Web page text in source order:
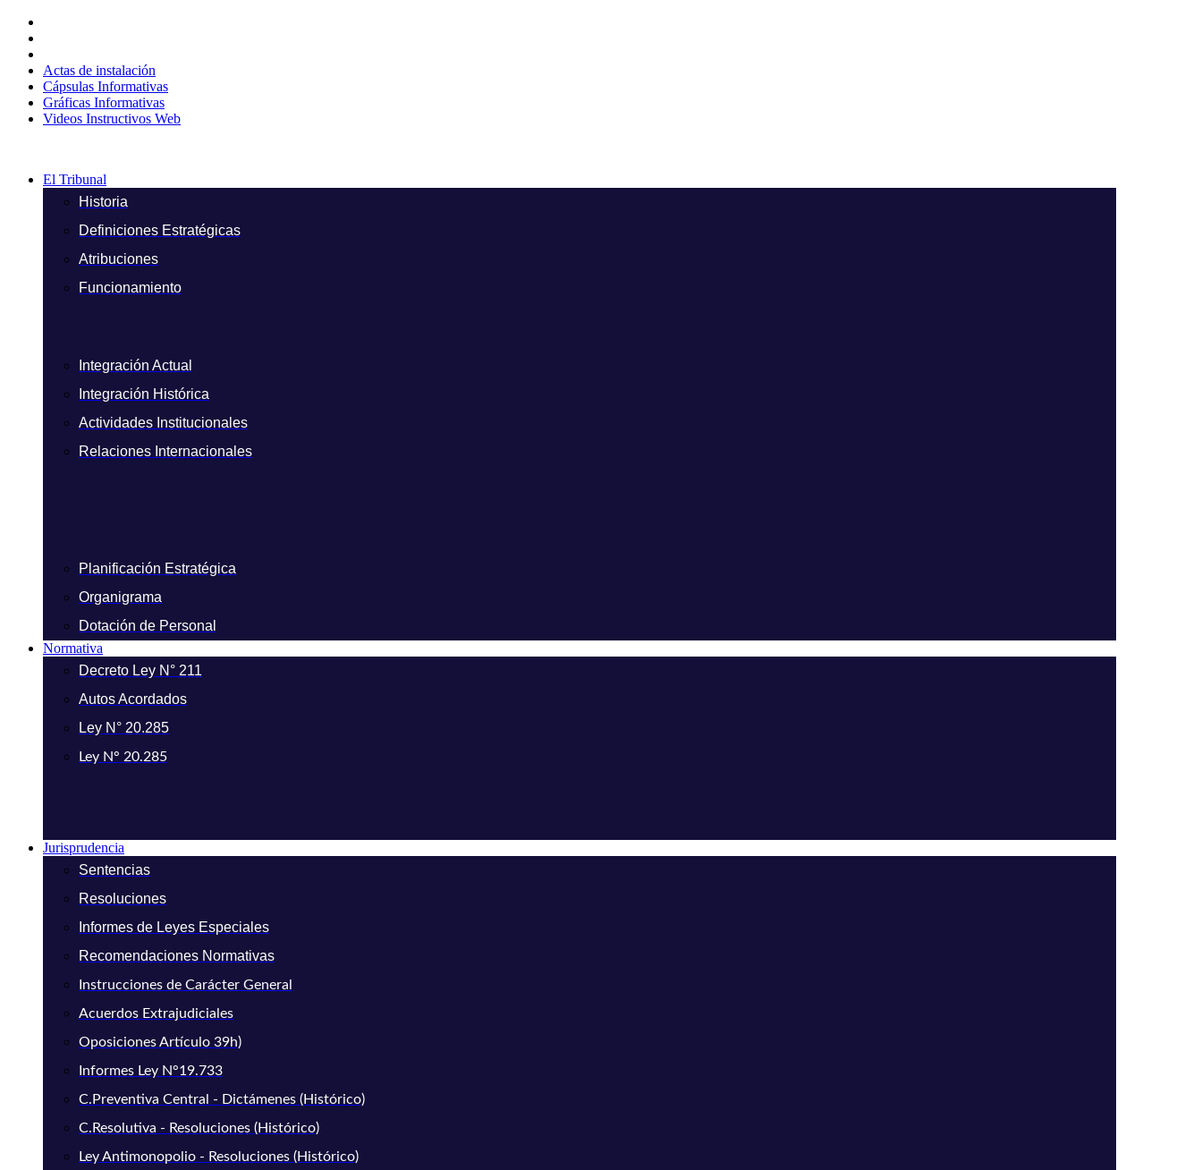
contenido
Actas de instalación
Cápsulas Informativas
Gráficas Informativas
Videos Instructivos Web
El Tribunal
Historia
Definiciones Estratégicas
Atribuciones
Funcionamiento
Integración Actual
Integración Histórica
Actividades Institucionales
Relaciones Internacionales
Planificación Estratégica
Organigrama
Dotación de Personal
Normativa
Decreto Ley N° 211
Autos Acordados
Ley N° 20.285
Ley N° 20.285
Jurisprudencia
Sentencias
Resoluciones
Informes de Leyes Especiales
Recomendaciones Normativas
Instrucciones de Carácter General
Acuerdos Extrajudiciales
Oposiciones Artículo 39h)
Informes Ley N°19.733
C.Preventiva Central - Dictámenes (Histórico)
C.Resolutiva - Resoluciones (Histórico)
Ley Antimonopolio - Resoluciones (Histórico)